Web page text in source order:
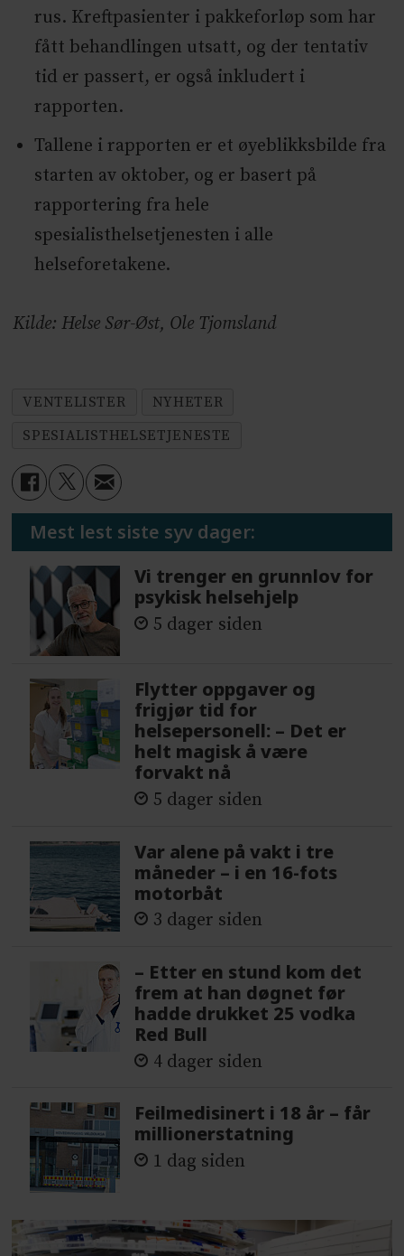
rus. Kreftpasienter i pakkeforløp som har
fått behandlingen utsatt, og der tentativ
tid er passert, er også inkludert i
rapporten.
Tallene i rapporten er et øyeblikksbilde fra
starten av oktober, og er basert på
rapportering fra hele
spesialisthelsetjenesten i alle
helseforetakene.
Kilde: Helse Sør-Øst, Ole Tjomsland
VENTELISTER
NYHETER
SPESIALISTHELSETJENESTE
Mest lest siste syv dager:
Vi trenger en grunnlov for
psykisk helsehjelp
5 dager siden
Flytter oppgaver og
frigjør tid for
helsepersonell: – Det er
helt magisk å være
forvakt nå
5 dager siden
Var alene på vakt i tre
måneder – i en 16-fots
motorbåt
3 dager siden
– Etter en stund kom det
frem at han døgnet før
hadde drukket 25 vodka
Red Bull
4 dager siden
Feilmedisinert i 18 år – får
millionerstatning
1 dag siden